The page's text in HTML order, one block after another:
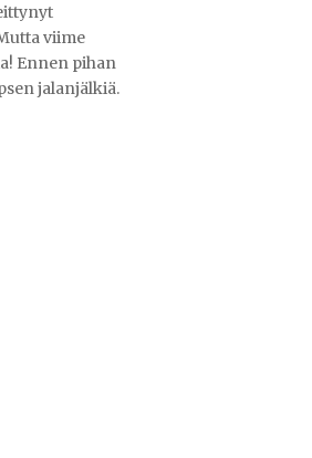
viime
Ennen pihan
jalanjälkiä.